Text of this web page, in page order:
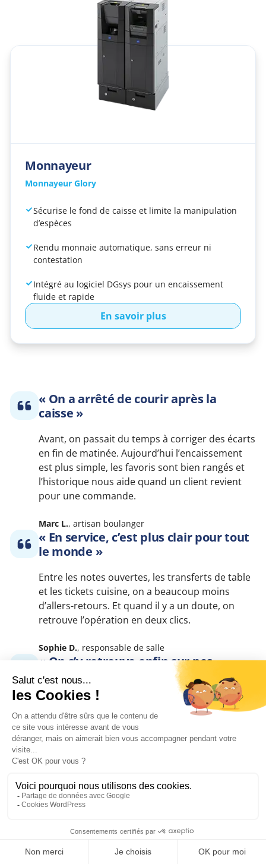
Demande de devis
Monnayeur
Monnayeur Glory
Sécurise le fond de caisse et limite la manipulation
d’espèces
Rendu monnaie automatique, sans erreur ni
contestation
Intégré au logiciel DGsys pour un encaissement
fluide et rapide
En savoir plus
« On a arrêté de courir après la
caisse »
Avant, on passait du temps à corriger des écarts
en fin de matinée. Aujourd’hui l’encaissement
est plus simple, les favoris sont bien rangés et
l’historique nous aide quand un client revient
pour une commande.
Marc L., artisan boulanger
« En service, c’est plus clair pour tout
le monde »
Entre les notes ouvertes, les transferts de table
et les tickets cuisine, on a beaucoup moins
d’allers-retours. Et quand il y a un doute, on
retrouve l’opération en deux clics.
Sophie D., responsable de salle
« On s’y retrouve enfin sur nos
ventes »
Les statistiques et les exports sont propres, et
surtout on a un vrai suivi : on voit ce qui
marche, et on pilote mieux les périodes fortes.
Le support répond vite quand on a une
question.
Julien R., gérant commerce de détail